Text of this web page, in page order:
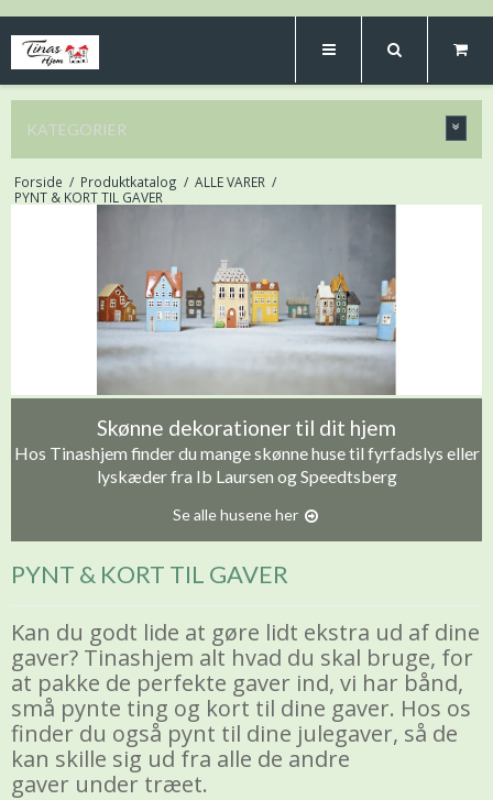
KATEGORIER
Forside / Produktkatalog / ALLE VARER /
PYNT & KORT TIL GAVER
Skønne dekorationer til dit hjem
Hos Tinashjem finder du mange skønne huse til fyrfadslys eller
lyskæder fra Ib Laursen og Speedtsberg
Se alle husene her
PYNT & KORT TIL GAVER
Kan du godt lide at gøre lidt ekstra ud af dine
gaver? Tinashjem alt hvad du skal bruge, for
at pakke de perfekte gaver ind, vi har bånd,
små pynte ting og kort til dine gaver. Hos os
finder du også pynt til dine julegaver, så de
kan skille sig ud fra alle de andre
gaver under træet.